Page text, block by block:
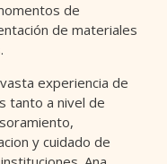
de
de materiales
experiencia de
tanto a nivel de
y cuidado de